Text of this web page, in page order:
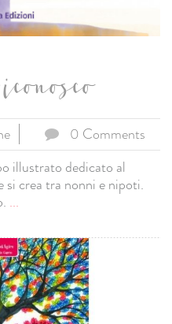
0 Comments
illustrato dedicato al
si crea tra nonni e nipoti.
...